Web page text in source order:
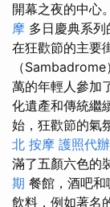
開幕之夜的中心。
摩 多日慶典系
在狂歡節的主要
（
萬的年輕人參加
化遺產和傳統繼
始，狂​​歡節的氣
北 按摩 護照代辦
滿了五顏六色的
期 餐館，酒吧
飲料，例如著名